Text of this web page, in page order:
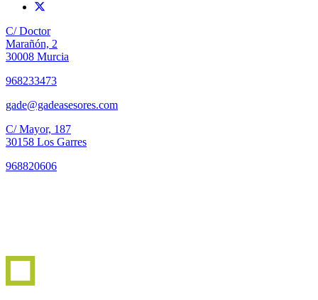
C/ Doctor
Marañón, 2
30008 Murcia
968233473
gade@gadeasesores.com
C/ Mayor, 187
30158 Los Garres
968820606